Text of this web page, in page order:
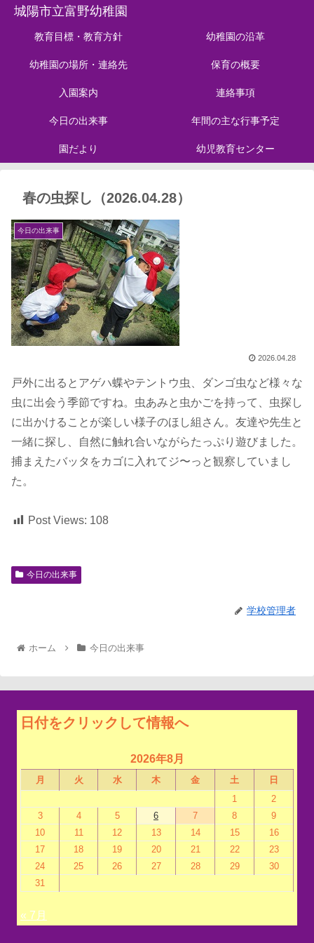
城陽市立富野幼稚園
教育目標・教育方針 幼稚園の沿革
幼稚園の場所・連絡先 保育の概要
入園案内 連絡事項
今日の出来事 年間の主な行事予定
園だより 幼児教育センター
春の虫探し（2026.04.28）
今日の出来事
2026.04.28
戸外に出るとアゲハ蝶やテントウ虫、ダンゴ虫など様々な
虫に出会う季節ですね。虫あみと虫かごを持って、虫探し
に出かけることが楽しい様子のほし組さん。友達や先生と
一緒に探し、自然に触れ合いながらたっぷり遊びました。
捕まえたバッタをカゴに入れてジ〜っと観察していまし
た。
Post Views: 108
今日の出来事
学校管理者
ホーム 今日の出来事
日付をクリックして情報へ
2026年8月
月 火 水 木 金 土
日
1
2
3
4 5 6 7 8
9
10
11 12 13 14 15
16
17
18 19 20 21 22
23
24
25 26 27 28 29
30
31
« 7月